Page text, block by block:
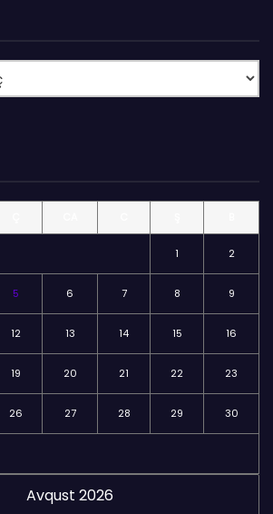
Avqust 2026
1 2
5 6 7 8 9
12 13 14 15 16
19 20 21 22 23
26 27 28 29 30